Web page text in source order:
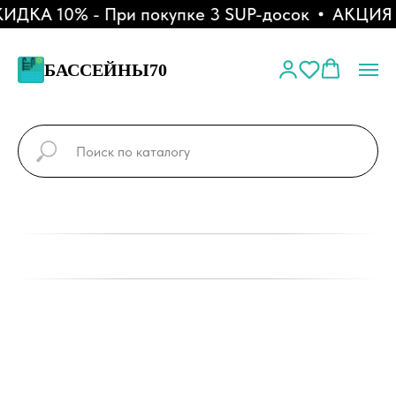
10% - При покупке 3 SUP-досок АКЦИЯ -
БАССЕЙНЫ70